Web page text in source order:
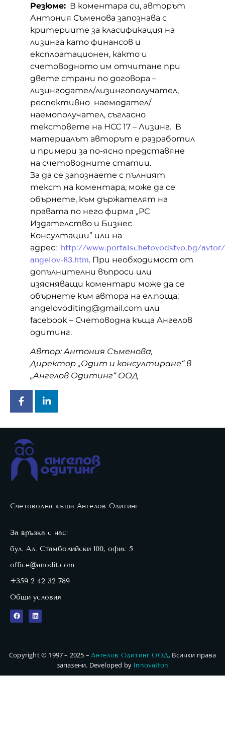
Резюме: В коментара си, авторът
Антония Съменова запознава с
критериите за класификация на
лизинга като финансов и
експлоатационен, както и
счетоводното им отчитане при
двете страни по договора –
лизингодател/лизингополучател,
респективно наемодател/
наемополучател, съгласно
текстовете на НСС 17 – Лизинг. В
материалът авторът е разработил
и примери за по-ясно представяне
на счетоводните статии.
За да се запознаете с пълният
текст на коментара, може да се
обърнете, към държателят на
правата по него фирма „РС
Издателство и Бизнес
Консултации” или на
адрес: http://www.portalschetovodstvo.bg/
angelov-83.htm. При необходимост от
допълнителни въпроси или
изясняващи коментари може да се
обърнете към автора на ел.поща:
angelovoditing@gmail.com или
facebook – Счетоводна къща Ангелов
одитинг.
Автор: Антония Съменова,
Директор „Одит и консултиране“ в
„Ангелов Одитинг“ ООД
Счетоводна къща Ангелов Одитинг
За връзка с нас:
бул. Ал. Стамболийски 100, офис 5
office@anodit.com
+359 2 42 32 789
Общи условия
Copyright © 1997 – 2025 –Ангелов Одитинг ООД. Всички права
запазени. Developed by Innovaiton